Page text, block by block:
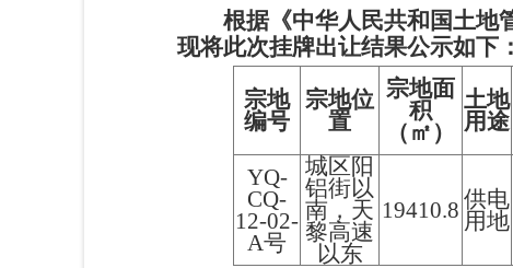
根据《中华人民共和国土地
现将此次挂牌出让结果公示如下：
宗地
编号
宗地位
置
宗地面
积
（㎡）
土地
用途
YQ-
CQ-
12-02-
A号
城区阳
铝街以
南，天
黎高速
以东
19410.8 供电
用地